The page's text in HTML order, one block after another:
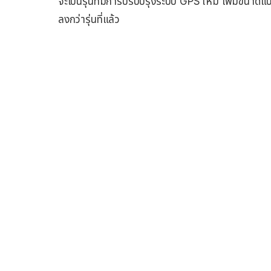
ลงกว่ารุ่นที่แล้ว